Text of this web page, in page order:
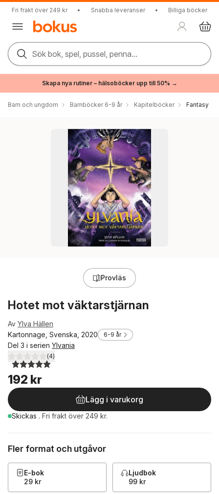
Fri frakt över 249 kr • Snabba leveranser • Billiga böcker
Sök bok, spel, pussel, penna...
Skapa nya rutiner – hälsoböcker upp till 50% →
Barn och ungdom Barnböcker 6-9 år Kapitelböcker Fantasy
Provläs
Hotet mot väktarstjärnan
Av Ylva Hällen
Kartonnage, Svenska, 2020
6-9 år
Del 3 i serien Ylvania
5,0utav 5 stjärnor. Totalt antal röster:
(4)
192 kr
Lägg i varukorg
Skickas . Fri frakt över 249 kr.
Fler format och utgåvor
E-bok
29 kr
Ljudbok
99 kr